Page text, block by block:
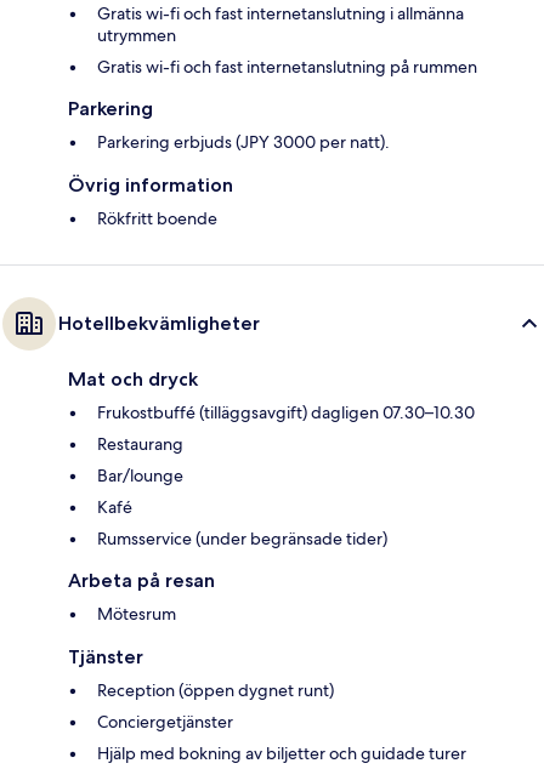
Gratis wi-fi och fast internetanslutning i allmänna
utrymmen
Gratis wi-fi och fast internetanslutning på rummen
Parkering
Parkering erbjuds (JPY 3000 per natt).
Övrig information
Rökfritt boende
Hotellbekvämligheter
Mat och dryck
Frukostbuffé (tilläggsavgift) dagligen 07.30–10.30
Restaurang
Bar/lounge
Kafé
Rumsservice (under begränsade tider)
Arbeta på resan
Mötesrum
Tjänster
Reception (öppen dygnet runt)
Conciergetjänster
Hjälp med bokning av biljetter och guidade turer